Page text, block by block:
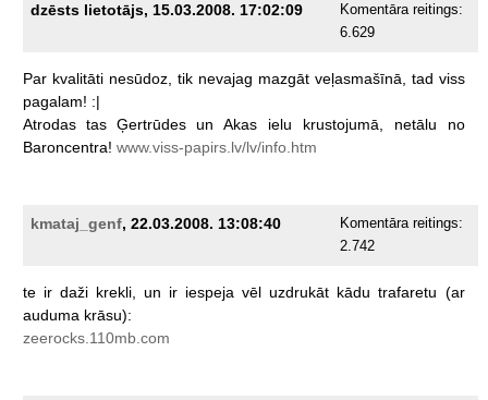
dzēsts lietotājs, 15.03.2008. 17:02:09
Komentāra reitings:
6.629
Par kvalitāti nesūdoz, tik nevajag mazgāt veļasmašīnā, tad viss
pagalam! :|
Atrodas tas Ģertrūdes un Akas ielu krustojumā, netālu
no
Baroncentra! www.viss-papirs.lv/lv/info.htm
kmataj_genf, 22.03.2008. 13:08:40
Komentāra reitings:
2.742
te ir daži krekli, un ir iespeja vēl uzdrukāt kādu trafaretu (ar
auduma krāsu):
zeerocks.110mb.com